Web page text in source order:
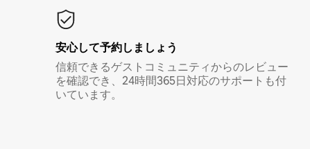
安心して予約しましょう
信頼できるゲストコミュニティからのレビュー
を確認でき、24時間365日対応のサポートも付
いています。